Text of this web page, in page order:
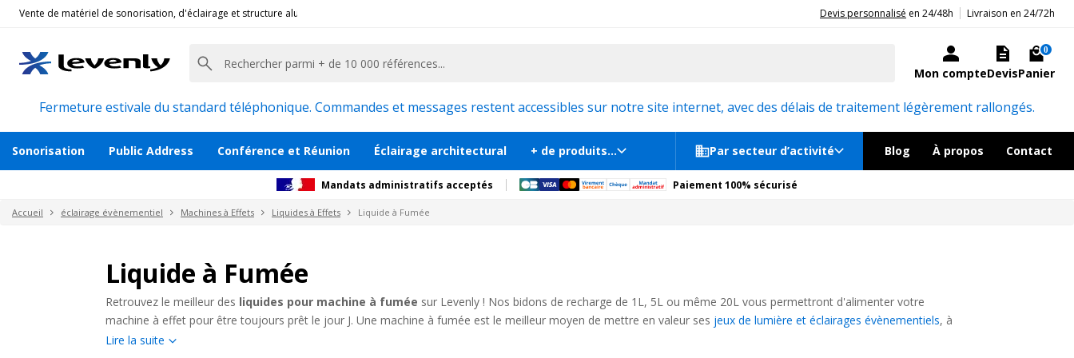
Vente de matériel de sonorisation, d'éclairage et structure alu pour l'évènementiel et la communication, stand exposition, scène, podium et estrade, etc. | 20ans d'expérience aux côtés des professionnels et acteurs publics.
Devis personnalisé en 24/48h Livraison en 24/72h
Mon compteDevisPanier
0
Fermeture estivale du standard téléphonique. Commandes et messages restent accessibles sur notre site internet, avec des délais de traitement légèrement rallongés.
Sonorisation Public Address Conférence et Réunion Éclairage architectural + de produits... Par secteur d’activité Blog À propos Contact
Mandats administratifs acceptés Paiement 100% sécurisé
Accueil éclairage évènementiel Machines à Effets Liquides à Effets Liquide à Fumée
Liquide à Fumée
Retrouvez le meilleur des liquides pour machine à fumée sur Levenly ! Nos bidons de recharge de 1L, 5L ou même 20L vous permettront d'alimenter votre
machine à effet pour être toujours prêt le jour J. Une machine à fumée est le meilleur moyen de mettre en valeur ses jeux de lumière et éclairages évènementiels, à
condition de trouver le bon liquide de recharge.
Lire la suite